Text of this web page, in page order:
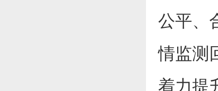
公平、
情监测
着力提